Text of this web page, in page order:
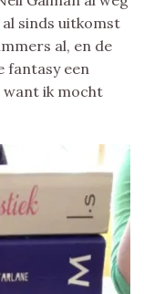
sinds uitkomst
al, en de
fantasy een
want ik mocht